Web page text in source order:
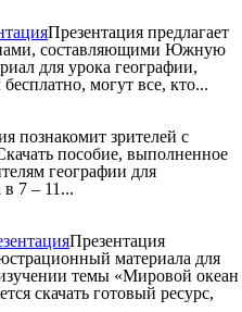
Презентация предлагает
составляющими Южную
для урока географии,
могут все, кто...
познакомит зрителей с
пособие, выполненное
географии для
в 7 – 11...
Презентация
материала для
темы «Мировой океан
скачать готовый ресурс,